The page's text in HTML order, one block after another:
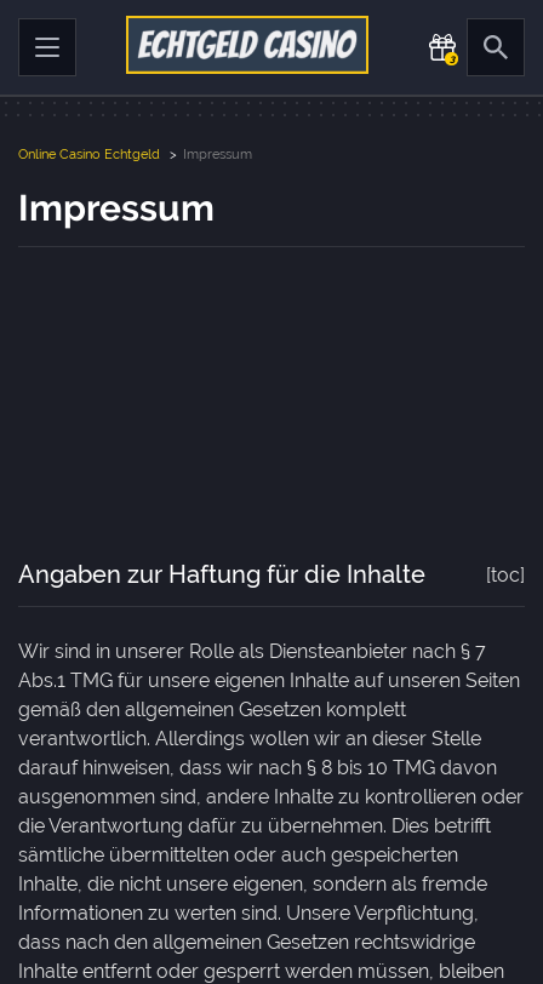
3
Online Casino Echtgeld > Impressum
Impressum
[toc]
Angaben zur Haftung für die Inhalte
Wir sind in unserer Rolle als Diensteanbieter nach § 7
Abs.1 TMG für unsere eigenen Inhalte auf unseren Seiten
gemäß den allgemeinen Gesetzen komplett
verantwortlich. Allerdings wollen wir an dieser Stelle
darauf hinweisen, dass wir nach § 8 bis 10 TMG davon
ausgenommen sind, andere Inhalte zu kontrollieren oder
die Verantwortung dafür zu übernehmen. Dies betrifft
sämtliche übermittelten oder auch gespeicherten
Inhalte, die nicht unsere eigenen, sondern als fremde
Informationen zu werten sind. Unsere Verpflichtung,
dass nach den allgemeinen Gesetzen rechtswidrige
Inhalte entfernt oder gesperrt werden müssen, bleiben